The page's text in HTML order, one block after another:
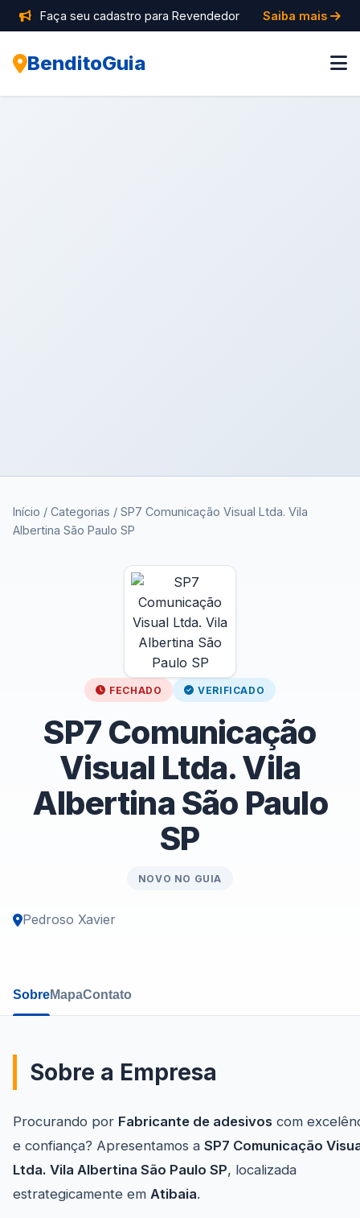
Faça seu cadastro para Revendedor Saiba mais
BenditoGuia
Início / Categorias / SP7 Comunicação Visual Ltda. Vila
Albertina São Paulo SP
FECHADO VERIFICADO
SP7 Comunicação
Visual Ltda. Vila
Albertina São Paulo
SP
NOVO NO GUIA
Pedroso Xavier
SobreMapaContato
Sobre a Empresa
Procurando por Fabricante de adesivos com
e confiança? Apresentamos a SP7 Comunicação
Ltda. Vila Albertina São Paulo SP, localizada
estrategicamente em Atibaia.